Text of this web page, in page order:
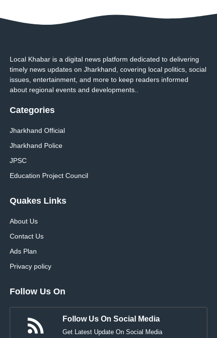
Local Khabar is a digital news platform dedicated to delivering
timely news updates on Jharkhand, covering local politics, social
issues, entertainment, and more to keep readers informed
about regional events and developments..
Categories
Jharkhand Official
Jharkhand Police
JPSC
Education Project Council
Quakes Links
About Us
Contact Us
Ads Plan
Privacy policy
Follow Us On
Follow Us On Social Media
Get Latest Update On Social Media